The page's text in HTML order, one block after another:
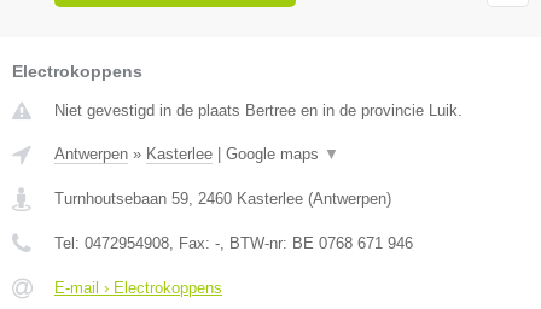
Electrokoppens
Niet gevestigd in de plaats Bertree en in de provincie Luik.
Antwerpen » Kasterlee | Google maps ▼
Turnhoutsebaan 59 2460 Kasterlee (Antwerpen)
Tel: 0472954908 , Fax: - , BTW-nr: BE 0768 671 946
E-mail › Electrokoppens